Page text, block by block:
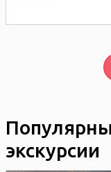
экскурсии